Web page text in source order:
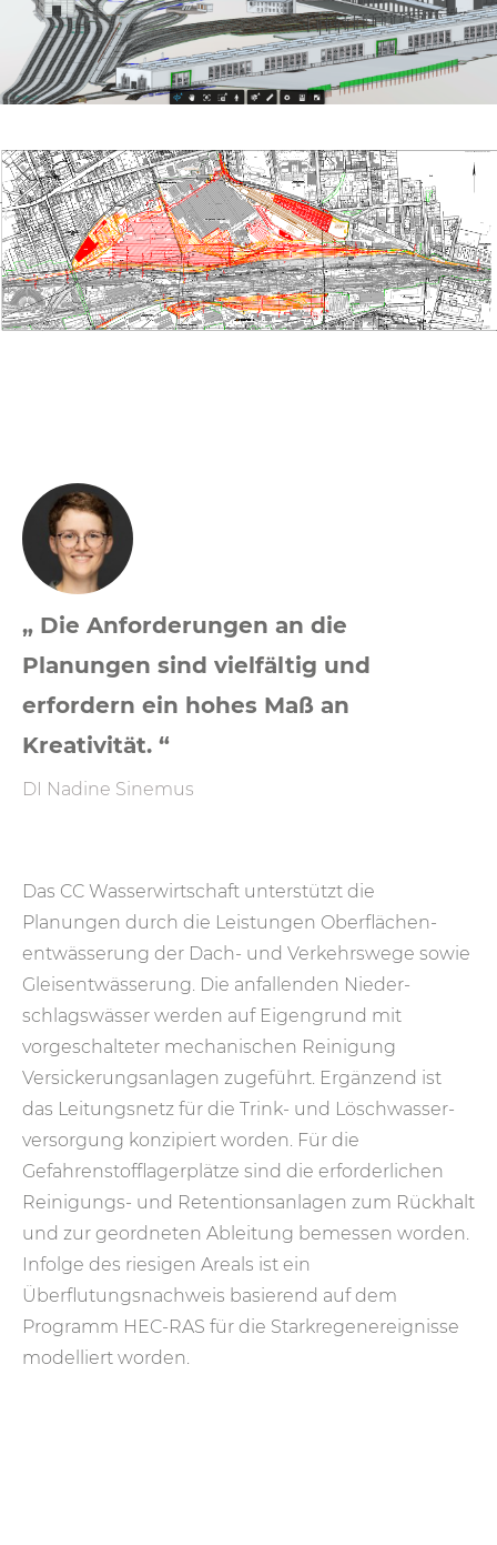
„ Die Anforderungen an die
Planungen sind vielfältig und
erfordern ein hohes Maß an
Kreativität. “
DI Nadine Sinemus
Das CC Wasserwirtschaft unterstützt die
Planungen durch die Leistungen Oberflächen­
entwässerung der Dach- und Verkehrs­wege sowie
Gleis­entwässerung. Die anfallenden Nieder­
schlagswässer werden auf Eigengrund mit
vorgeschalteter mechanischen Reinigung
Versickerungs­anlagen zugeführt. Ergänzend ist
das Leitungsnetz für die Trink- und Lösch­wasser­
versorgung konzipiert worden. Für die
Gefahrenstofflagerplätze sind die erforderlichen
Reinigungs- und Retentionsanlagen zum Rückhalt
und zur geordneten Ableitung bemessen worden.
Infolge des riesigen Areals ist ein
Überflutungsnachweis basierend auf dem
Programm HEC-RAS für die Starkregenereignisse
modelliert worden.